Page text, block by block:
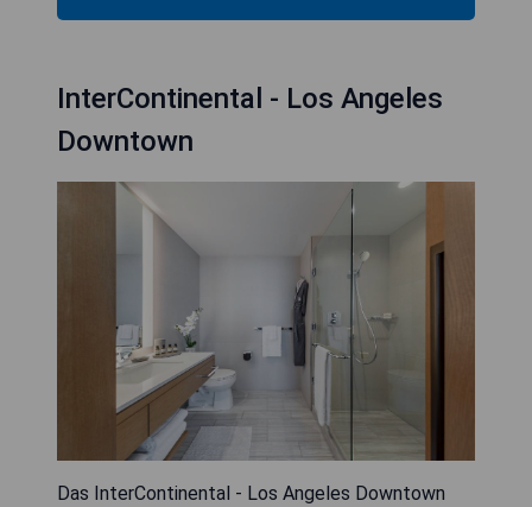
InterContinental - Los Angeles
Downtown
Das InterContinental - Los Angeles Downtown